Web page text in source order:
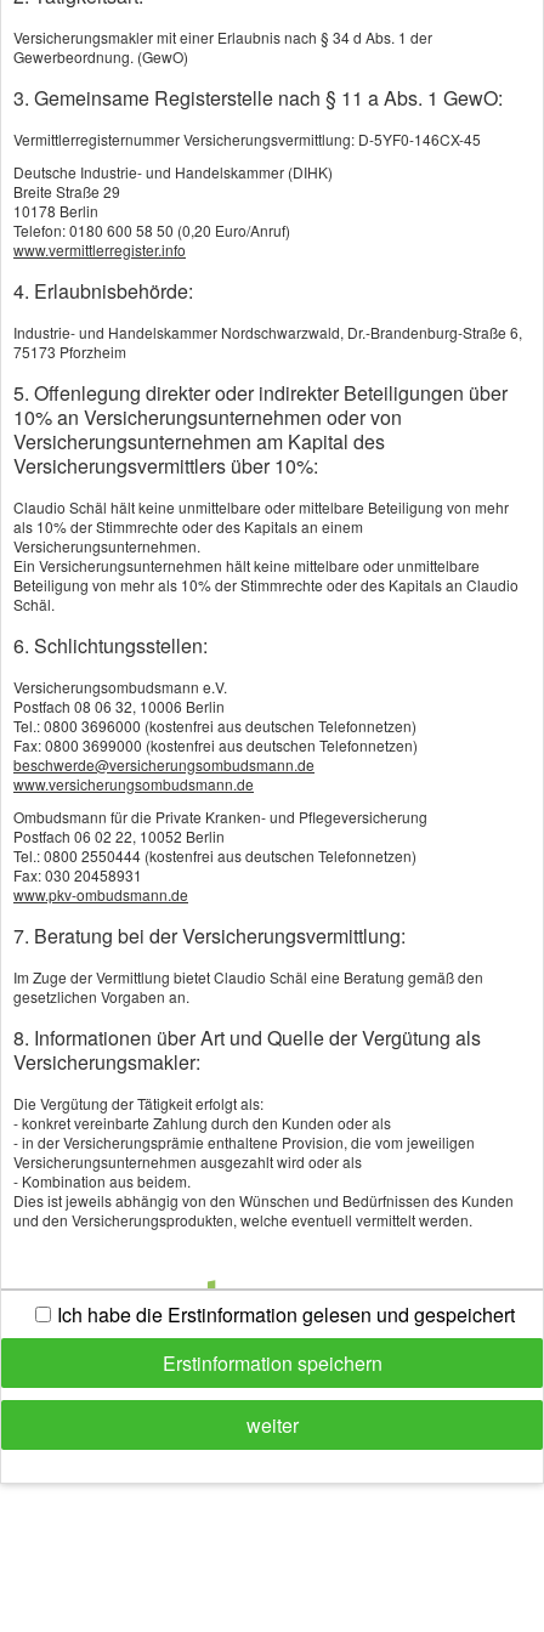
sogenannte Schadenregulierungsbeauftragte. Wenn Sie beispielsweise
in Spanien in einen Verkehrsunfalls verwickelt sind, können Sie sich
wenden. Wer das ist, erfahren Sie beim Zentralruf der Autoversicherer
Danach wenden Sie sich an den Schadenregulierungsbeauftragten der
ausländischen Versicherung. Der Beauftragte schickt dann einen
Fragebogen an den Anspruchssteller und fordert den Europäischen
Unfallbericht, die Grüne Karte, Belege über entstandene Schäden, Fotos
des Unfallortes und weiter sachdienlichen Dokumente an.
Schließlich nimmt der Beauftragte mit der ausländischen Versicherung
Kontakt auf, um die Schadendeckung durch die Versicherung bestätigen
Der Schaden wird dann auf der Grundlage des jeweilig geltenden
Dafür gibt es eine Frist von drei Monaten. Konnte der Schaden noch
nicht reguliert werden, muß dann zumindest eine Stellungnahme
vorliegen.
Verkehrsopferhilfewenden.
Wenn Ihnen diese Informationen weitergeholfen haben, speichern Sie
doch jetzt diese Seite unter Ihren Favoriten ab und kommen Sie wieder.
Kunden - Login hier klicken
Schäl
Kontakt:
72202 Nagold
0173 3242399
Versicherungsmakler mit einer Erlaubnis nach § 34 d Abs. 1 der
Gewerbeordnung. (GewO)
3. Gemeinsame Registerstelle nach § 11 a Abs. 1 GewO:
Vermittlerregisternummer Versicherungsvermittlung: D-5YF0-146CX-45
Deutsche Industrie- und Handelskammer (DIHK)
Breite Straße 29
10178 Berlin
Telefon: 0180 600 58 50 (0,20 Euro/Anruf)
www.vermittlerregister.info
4. Erlaubnisbehörde:
Industrie- und Handelskammer Nordschwarzwald, Dr.-Brandenburg-Straße 6,
75173 Pforzheim
5. Offenlegung direkter oder indirekter Beteiligungen über
10% an Versicherungsunternehmen oder von
Versicherungsunternehmen am Kapital des
Versicherungsvermittlers über 10%:
Claudio Schäl hält keine unmittelbare oder mittelbare Beteiligung von mehr
als 10% der Stimmrechte oder des Kapitals an einem
Versicherungsunternehmen.
Ein Versicherungsunternehmen hält keine mittelbare oder unmittelbare
Beteiligung von mehr als 10% der Stimmrechte oder des Kapitals an Claudio
Schäl.
6. Schlichtungsstellen:
Versicherungsombudsmann e.V.
Postfach 08 06 32, 10006 Berlin
Tel.: 0800 3696000 (kostenfrei aus deutschen Telefonnetzen)
Fax: 0800 3699000 (kostenfrei aus deutschen Telefonnetzen)
beschwerde@versicherungsombudsmann.de
www.versicherungsombudsmann.de
Ombudsmann für die Private Kranken- und Pflegeversicherung
Postfach 06 02 22, 10052 Berlin
Tel.: 0800 2550444 (kostenfrei aus deutschen Telefonnetzen)
Fax: 030 20458931
www.pkv-ombudsmann.de
7. Beratung bei der Versicherungsvermittlung:
Im Zuge der Vermittlung bietet Claudio Schäl eine Beratung gemäß den
gesetzlichen Vorgaben an.
8. Informationen über Art und Quelle der Vergütung als
Versicherungsmakler:
Die Vergütung der Tätigkeit erfolgt als:
- konkret vereinbarte Zahlung durch den Kunden oder als
- in der Versicherungsprämie enthaltene Provision, die vom jeweiligen
Versicherungsunternehmen ausgezahlt wird oder als
- Kombination aus beidem.
Dies ist jeweils abhängig von den Wünschen und Bedürfnissen des Kunden
und den Versicherungsprodukten, welche eventuell vermittelt werden.
Diese Erstinformation wurde mit dem kostenlosen Generator von digidor erstellt.
Ich habe die Erstinformation gelesen und gespeichert
Erstinformation speichern
weiter